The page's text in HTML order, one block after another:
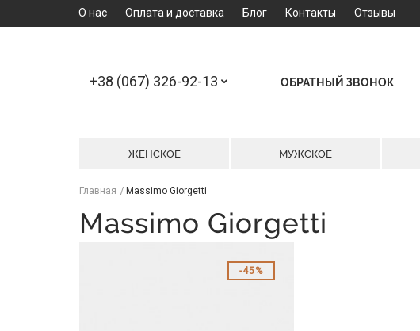
О нас Оплата и доставка Блог Контакты Отзывы
+38 (067) 326-92-13 ОБРАТНЫЙ ЗВОНОК
ЖЕНСКОЕ МУЖСКОЕ
Главная Massimo Giorgetti
Massimo Giorgetti
45%